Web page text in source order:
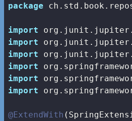
package
import
import
import
import
import
import
@ExtendWith